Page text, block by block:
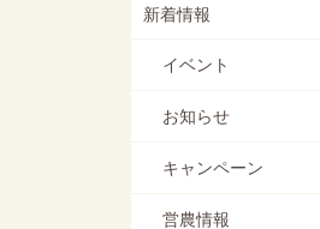
新着情報
イベント
お知らせ
キャンペーン
営農情報